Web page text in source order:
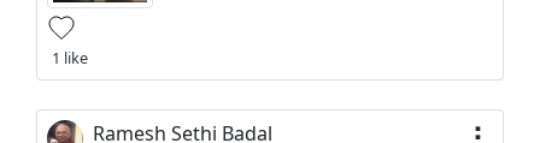
1 like
Ramesh Sethi Badal